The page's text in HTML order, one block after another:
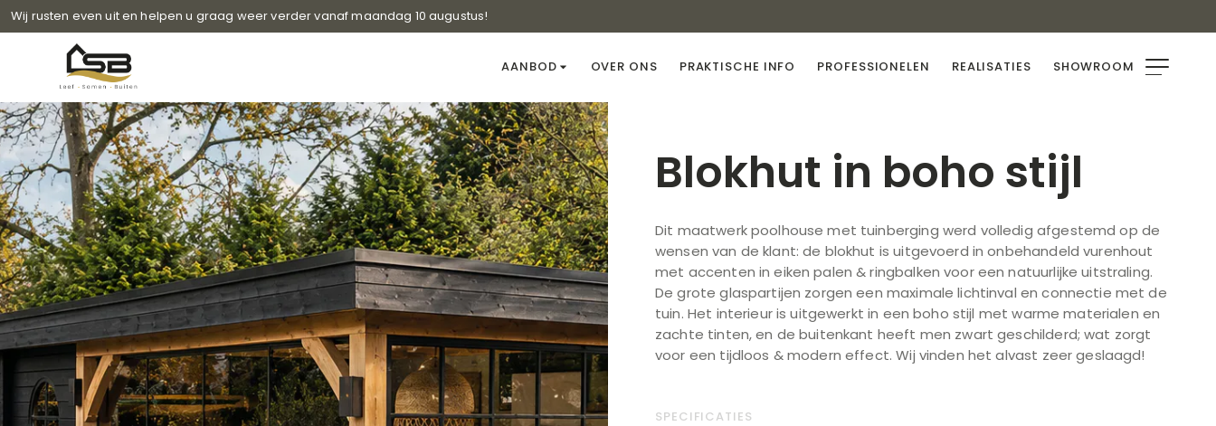
Wij rusten even uit en helpen u graag weer verder vanaf maandag 10 augustus!
AANBOD OVER ONS PRAKTISCHE INFO PROFESSIONELEN REALISATIES SHOWROOM
Blokhut in boho stijl
Dit maatwerk poolhouse met tuinberging werd volledig afgestemd op de
wensen van de klant: de blokhut is uitgevoerd in onbehandeld vurenhout
met accenten in eiken palen & ringbalken voor een natuurlijke uitstraling.
De grote glaspartijen zorgen een maximale lichtinval en connectie met de
tuin. Het interieur is uitgewerkt in een boho stijl met warme materialen en
zachte tinten, en de buitenkant heeft men zwart geschilderd; wat zorgt
voor een tijdloos & modern effect. Wij vinden het alvast zeer geslaagd!
SPECIFICATIES